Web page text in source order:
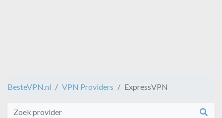
BesteVPN.nl VPN Providers ExpressVPN